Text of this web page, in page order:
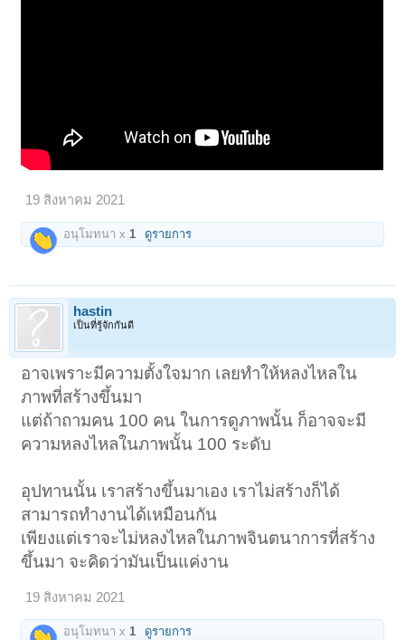
19 สิงหาคม 2021
อนุโมทนา x 1 ดูรายการ
hastin
เป็นที่รู้จักกันดี
อาจเพราะมีความตั้งใจมาก เลยทำให้หลงไหลใน
ภาพที่สร้างขึ้นมา
แต่ถ้าถามคน 100 คน ในการดูภาพนั้น ก็อาจจะมี
ความหลงไหลในภาพนั้น 100 ระดับ
อุปทานนั้น เราสร้างขึ้นมาเอง เราไม่สร้างก็ได้
สามารถทำงานได้เหมือนกัน
เพียงแต่เราจะไม่หลงไหลในภาพจินตนาการที่สร้าง
ขึ้นมา จะคิดว่ามันเป็นแค่งาน
19 สิงหาคม 2021
อนุโมทนา x1 ดูรายการ